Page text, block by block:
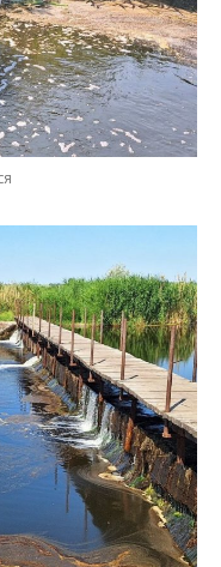
в районі села
Тут рівень води
вчорашнім днем,
на метр.